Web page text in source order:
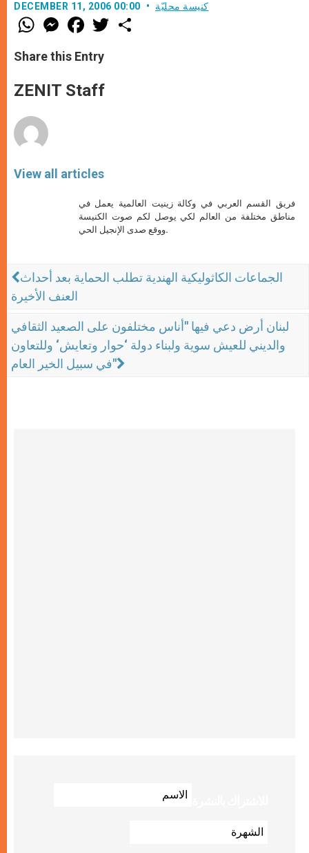
DECEMBER 11, 2006 00:00 كنيسة محليّة
W
h
t
s
p
p
M
e
s
e
g
e
F
a
e
b
o
k
w
Share this Entry
ZENIT Staff
View all articles
فريق القسم العربي في وكالة زينيت العالمية يعمل في
مناطق مختلفة من العالم لكي يوصل لكم صوت الكنيسة
ووقع صدى الإنجيل الحي.
الجماعات الكاثوليكية الهندية تطلب الحماية بعد أحداث
العنف الأخيرة
لبنان أرض دعي فيها "أناس مختلفون على الصعيد الثقافي
والديني للعيش سوية ولبناء دولة ‘حوار وتعايش‘ وللتعاون
في سبيل الخير العام"